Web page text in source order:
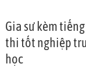
Gia sư kèm
thi tốt nghiệp
học